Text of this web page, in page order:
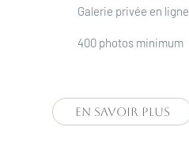
Galerie privée en ligne
400 photos minimum
EN SAVOIR PLUS